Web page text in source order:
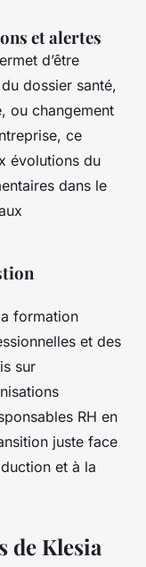
et alertes
d’être
dossier santé,
ou changement
ce
évolutions du
dans le
formation
et des
sur
RH en
juste face
et à la
de Klesia